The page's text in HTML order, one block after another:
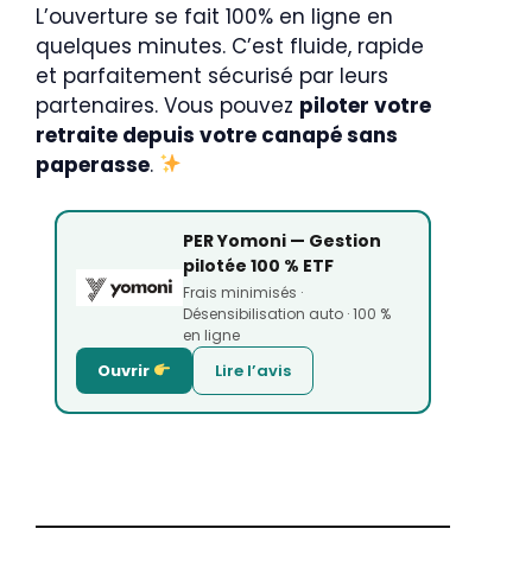
L’ouverture se fait 100% en ligne en
quelques minutes. C’est fluide, rapide
et parfaitement sécurisé par leurs
partenaires. Vous pouvez piloter votre
retraite depuis votre canapé sans
paperasse.
PER Yomoni — Gestion
pilotée 100 % ETF
Frais minimisés ·
Désensibilisation auto · 100 %
en ligne
Ouvrir Lire l’avis